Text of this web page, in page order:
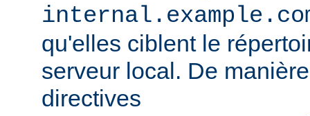
qu'elles ciblent le
serveur local. De
directives